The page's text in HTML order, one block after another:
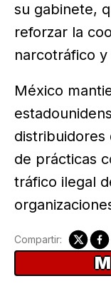
su gabinete,
reforzar la
narcotráfico
México
distribuidores
de prácticas
tráfico ilegal
Compartir: